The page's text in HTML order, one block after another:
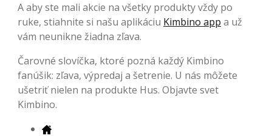
A aby ste mali akcie na všetky produkty vždy po
ruke, stiahnite si našu aplikáciu Kimbino app a už
vám neunikne žiadna zľava.
Čarovné slovíčka, ktoré pozná každý Kimbino
fanúšik: zľava, výpredaj a šetrenie. U nás môžete
ušetriť nielen na produkte Hus. Objavte svet
Kimbino.